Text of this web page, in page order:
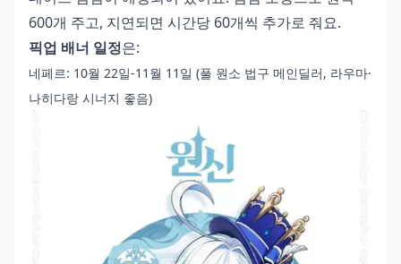
600개 주고, 지연되면 시간당 60개씩 추가로 줘요.
픽업 배너 일정은:
네페르: 10월 22일-11월 11일 (풀 원소 법구 메인딜러, 라우마·
나히다랑 시너지 좋음)